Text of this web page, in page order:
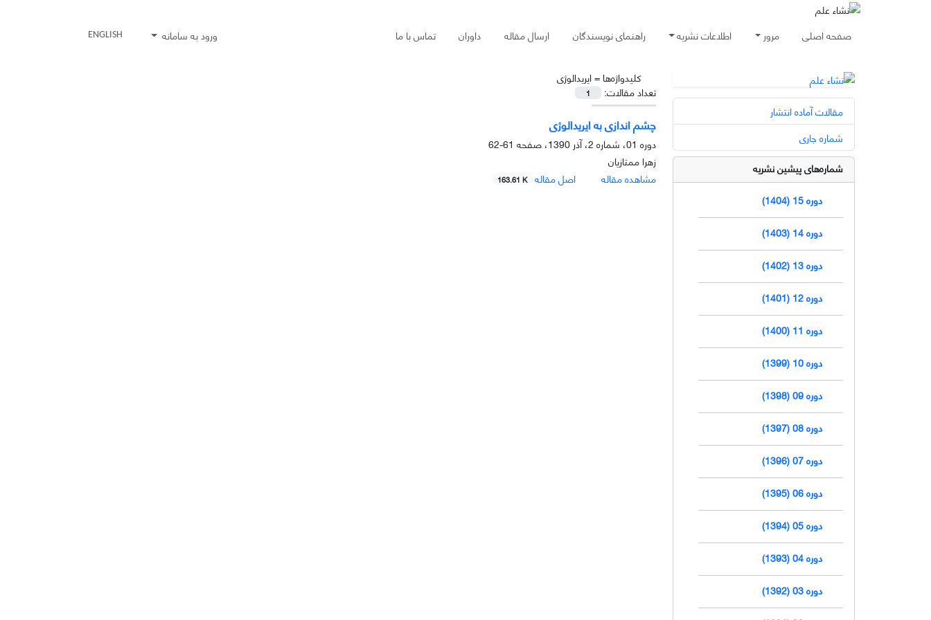
صفحه اصلی مرور اطلاعات نشریه راهنمای نویسندگان ارسال مقاله داوران تماس با ما ورود به سامانه ENGLISH
کلیدواژه‌ها =ایریدالوژی
تعداد مقالات:
1
چشم اندازى به ایریدالوژى
دوره 01، شماره 2، آذر 1390، صفحه
61-62
زهرا ممتازیان
مشاهده مقاله
اصل مقاله 163.61 K
مقالات آماده انتشار
شماره جاری
شماره‌های پیشین نشریه
دوره 15 (1404)
دوره 14 (1403)
دوره 13 (1402)
دوره 12 (1401)
دوره 11 (1400)
دوره 10 (1399)
دوره 09 (1398)
دوره 08 (1397)
دوره 07 (1396)
دوره 06 (1395)
دوره 05 (1394)
دوره 04 (1393)
دوره 03 (1392)